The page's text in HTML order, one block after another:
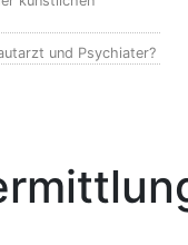
und Psychiater?